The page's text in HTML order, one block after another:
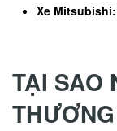
Xe Mitsubishi:
TẠI SAO